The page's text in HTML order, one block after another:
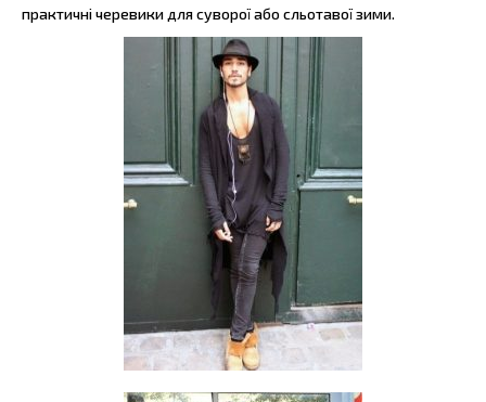
практичні черевики для суворої або сльотавої зими.